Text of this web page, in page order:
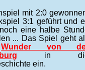
mit 2:0
3:1 geführt und
eine halbe
... Das Spiel geht
Wunder von
in
ein.